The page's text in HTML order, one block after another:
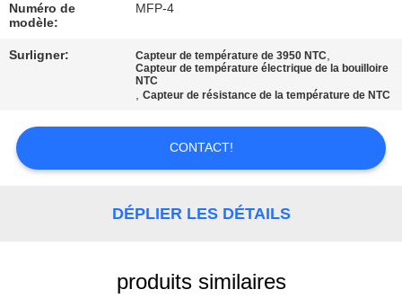
CONTACTEZ-
NOUS
DEMANDEZ
Numéro de
modèle:
MFP-4
Surligner: Capteur de température de 3950 NTC,
Capteur de température électrique de la bouilloire
NTC
,Capteur de résistance de la température de NTC
CONTACT!
DÉPLIER LES DÉTAILS
produits similaires